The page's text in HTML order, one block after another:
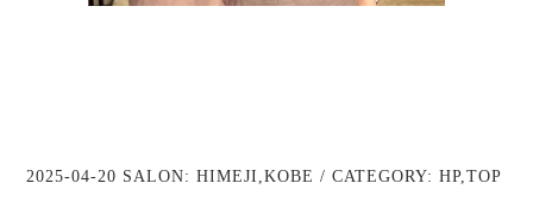
2025-04-20 SALON:HIMEJI ,KOBE / CATEGORY:HP,TOP